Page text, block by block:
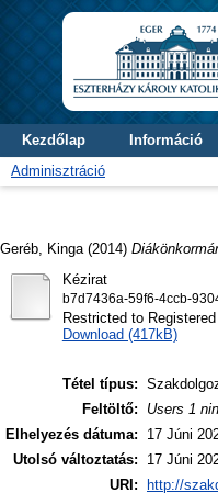
Kezdőlap Információ
Adminisztráció
Geréb, Kinga (2014)
Kézirat
b7d7436a-59f6-4ccb-
Restricted to
Download (417kB)
Tétel típus:
Feltöltő:
Users 1
Elhelyezés dátuma:
17 Júni
Utolsó változtatás:
17 Júni
URI:
http://